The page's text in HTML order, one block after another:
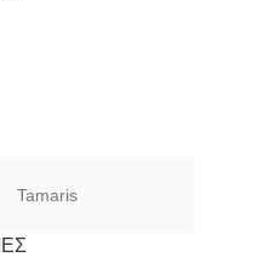
Tamaris